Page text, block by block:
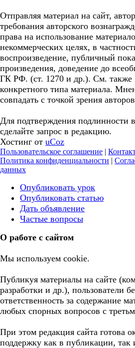
Отправляя материал на сайт,
требования авторского
права на использование
некоммерческих целях, в
воспроизведение, публичный
произведения, доведение до
ГК РФ. (ст. 1270 и др.). См. также
конкретного типа материала.
совпадать с точкой зрения
Для подтверждения подлинности
сделайте запрос в редакцию.
Хостинг от uCoz
Пользовательское соглашение |
Политика конфиденциальности |
данных
Опубликовать урок
Опубликовать статью
Дать объявление
Частые вопросы
О работе с сайтом
Мы используем cookie.
Публикуя материалы на сайте
разработки и др.), пользователи
ответственность за содержание
любых спорных вопросов с
При этом редакция сайта готова
поддержку как в публикации, так